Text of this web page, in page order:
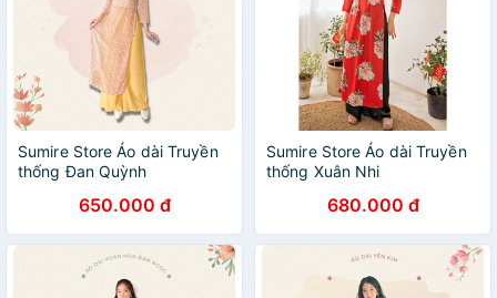
Sumire Store Áo dài Truyền
thống Đan Quỳnh
650.000 đ
Sumire Store Áo dài Truyền
thống Xuân Nhi
680.000 đ